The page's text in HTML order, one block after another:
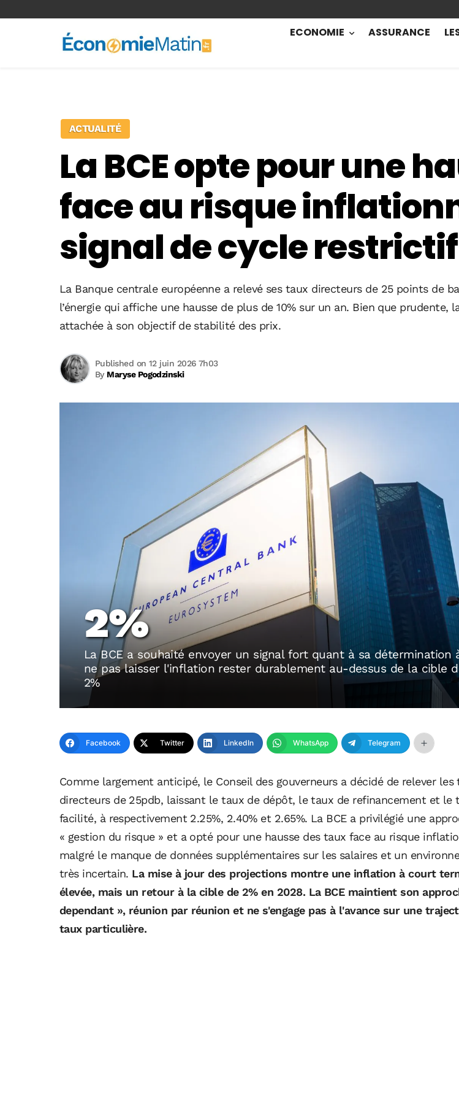
ECONOMIE ASSURANCE
ACTUALITÉ
La BCE opte pour une
face au risque
signal de cycle restrictif
La Banque centrale européenne a relevé ses taux directeurs de 25 points de
l’énergie qui affiche une hausse de plus de 10% sur un an. Bien que
attachée à son objectif de stabilité des prix.
By Maryse Pogodzinski
Published on 12 juin 2026 7h03
2%
La BCE a souhaité envoyer un signal fort quant à sa détermination
ne pas laisser l'inflation rester durablement au-dessus de la cible
2%
Facebook Twitter LinkedIn WhatsApp Telegram
Comme largement anticipé, le Conseil des gouverneurs a décidé de relever les
directeurs de 25pdb, laissant le taux de dépôt, le taux de refinancement et le
facilité, à respectivement 2.25%, 2.40% et 2.65%. La BCE a privilégié une
« gestion du risque » et a opté pour une hausse des taux face au risque
malgré le manque de données supplémentaires sur les salaires et un
très incertain. La mise à jour des projections montre une inflation à court
élevée, mais un retour à la cible de 2% en 2028. La BCE maintient son
dependant », réunion par réunion et ne s'engage pas à l'avance sur une
taux particulière.